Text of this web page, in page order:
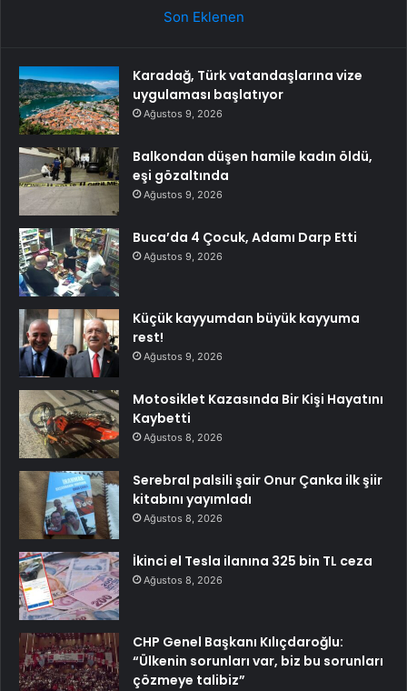
Son Eklenen
Karadağ, Türk vatandaşlarına vize
uygulaması başlatıyor
Ağustos 9, 2026
Balkondan düşen hamile kadın öldü,
eşi gözaltında
Ağustos 9, 2026
Buca’da 4 Çocuk, Adamı Darp Etti
Ağustos 9, 2026
Küçük kayyumdan büyük kayyuma
rest!
Ağustos 9, 2026
Motosiklet Kazasında Bir Kişi Hayatını
Kaybetti
Ağustos 8, 2026
Serebral palsili şair Onur Çanka ilk şiir
kitabını yayımladı
Ağustos 8, 2026
İkinci el Tesla ilanına 325 bin TL ceza
Ağustos 8, 2026
CHP Genel Başkanı Kılıçdaroğlu:
“Ülkenin sorunları var, biz bu sorunları
çözmeye talibiz”